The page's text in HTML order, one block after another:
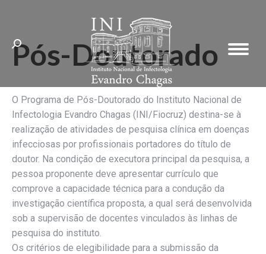
Search:
Pós-Doutorado
O Programa de Pós-Doutorado do Instituto Nacional de
Infectologia Evandro Chagas (INI/Fiocruz) destina-se à
realização de atividades de pesquisa clínica em doenças
infecciosas por profissionais portadores do título de
doutor. Na condição de executora principal da pesquisa, a
pessoa proponente deve apresentar currículo que
comprove a capacidade técnica para a condução da
investigação científica proposta, a qual será desenvolvida
sob a supervisão de docentes vinculados às linhas de
pesquisa do instituto.
Os critérios de elegibilidade para a submissão da